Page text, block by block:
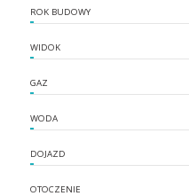
ROK BUDOWY
WIDOK
GAZ
WODA
DOJAZD
OTOCZENIE